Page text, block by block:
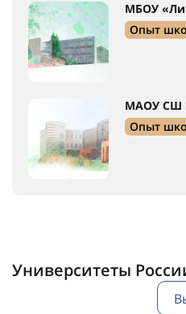
МБОУ
Опыт
МАОУ СШ
Опыт
Университеты